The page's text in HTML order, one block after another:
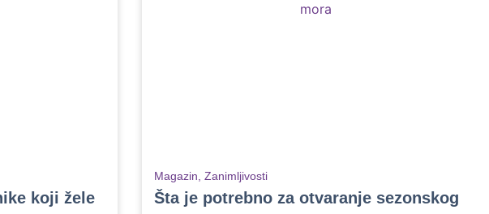
koji žele
Magazin Zanimljivosti
Šta je potrebno za otvaranje sezonskog